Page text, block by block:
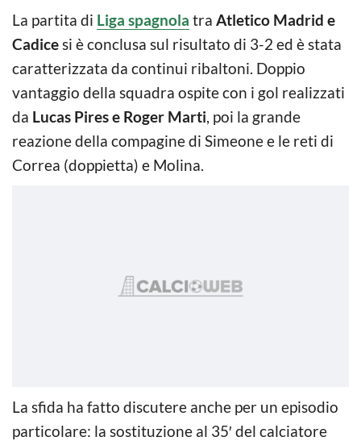
La partita di Liga spagnola tra Atletico Madrid e
Cadicesi è conclusa sul risultato di 3-2 ed è stata
caratterizzata da continui ribaltoni. Doppio
vantaggio della squadra ospite con i gol realizzati
da Lucas Pires e Roger Marti, poi la grande
reazione della compagine di Simeone e le reti di
Correa (doppietta) e Molina.
La sfida ha fatto discutere anche per un episodio
particolare: la sostituzione al 35′ del calciatore